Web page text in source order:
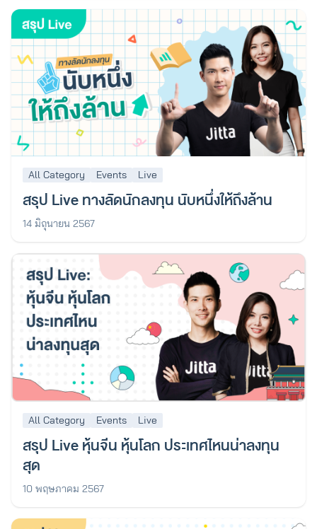
All Category Events Live
สรุป Live ทางลัดนักลงทุน นับหนึ่งให้ถึงล้าน
14 มิถุนายน 2567
All Category Events Live
สรุป Live หุ้นจีน หุ้นโลก ประเทศไหนน่าลงทุน
สุด
10 พฤษภาคม 2567